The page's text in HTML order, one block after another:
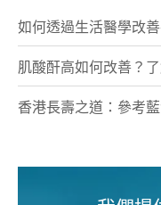
如何透過生活醫學改
肌酸酐高如何改善？
香港長壽之道：參考